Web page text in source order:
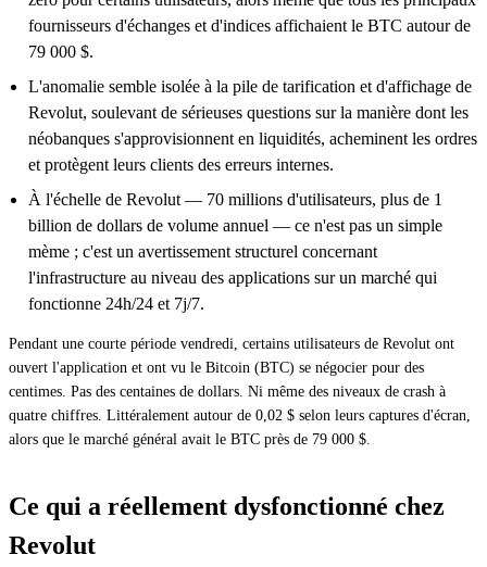
fournisseurs d'échanges et d'indices affichaient le BTC autour de
79 000 $.
L'anomalie semble isolée à la pile de tarification et d'affichage de
Revolut, soulevant de sérieuses questions sur la manière dont les
néobanques s'approvisionnent en liquidités, acheminent les ordres
et protègent leurs clients des erreurs internes.
À l'échelle de Revolut — 70 millions d'utilisateurs, plus de 1
billion de dollars de volume annuel — ce n'est pas un simple
mème ; c'est un avertissement structurel concernant
l'infrastructure au niveau des applications sur un marché qui
fonctionne 24h/24 et 7j/7.
Pendant une courte période vendredi, certains utilisateurs de Revolut ont
ouvert l'application et ont vu le Bitcoin (BTC) se négocier pour des
centimes. Pas des centaines de dollars. Ni même des niveaux de crash à
quatre chiffres. Littéralement autour de 0,02 $ selon leurs captures d'écran,
alors que le marché général avait le BTC près de 79 000 $.
Ce qui a réellement dysfonctionné chez
Revolut